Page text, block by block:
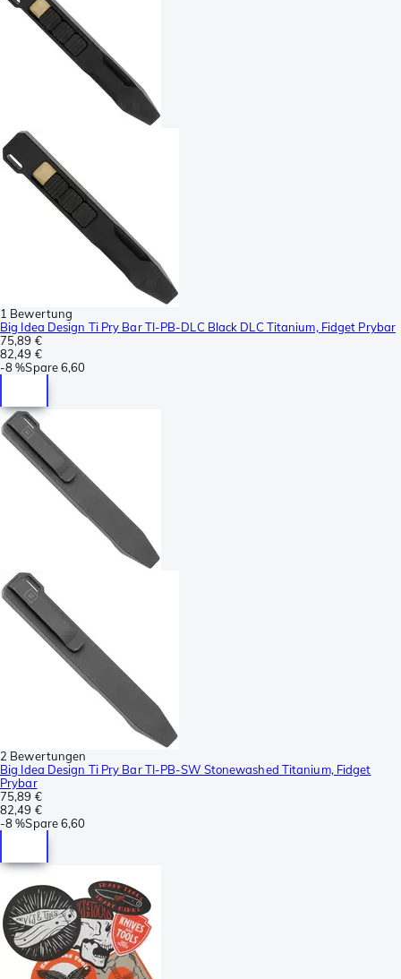
1 Bewertung
Big Idea Design Ti Pry Bar TI-PB-DLC Black DLC Titanium, Fidget Prybar
75,89 €
82,49 €
-8 %Spare6,60
2 Bewertungen
Big Idea Design Ti Pry Bar TI-PB-SW Stonewashed Titanium, Fidget
Prybar
75,89 €
82,49 €
-8 %Spare6,60